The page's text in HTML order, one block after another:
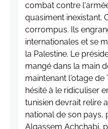
combat contre
quasiment inexistant.
corrompus. Ils
internationales et se
la Palestine. Le
mangé dans la main
maintenant l'otage de
hésité à le ridiculiser
tunisien devrait relire
national de son pays,
Alqassem Achchabi,